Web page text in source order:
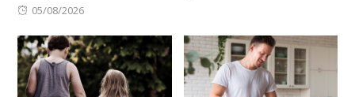
Posted
05/08/2026